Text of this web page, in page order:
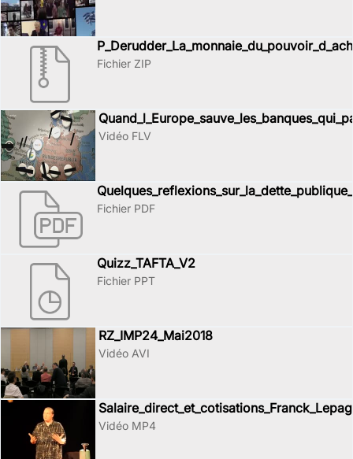
Fichier ZIP
Vidéo FLV
Fichier PDF
Quizz_TAFTA_V2
Fichier PPT
RZ_IMP24_Mai2018
Vidéo AVI
Vidéo MP4